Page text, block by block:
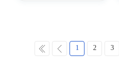
처
이
1 2 3